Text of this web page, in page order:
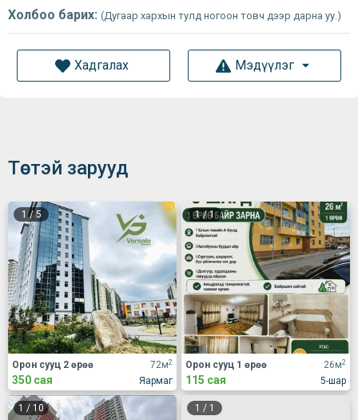
Холбоо барих: (Дугаар хархын тулд ногоон товч дээр дарна уу.)
Хадгалах Мэдүүлэг
Төстэй зарууд
1 /5
72м2
Яармаг
Орон сууц 2 өрөө
350 сая
1/1
26м2
5-шар
Орон сууц 1 өрөө
115 сая
1 / 10 1 / 1